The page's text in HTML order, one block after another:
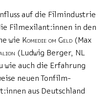
auf die Filmindustrie
Filmexilant:innen in den
wie Komedie om Geld (Max
(Ludwig Berger, NL
wie auch die Erfahrung
neuen Tonfilm-
aus Deutschland